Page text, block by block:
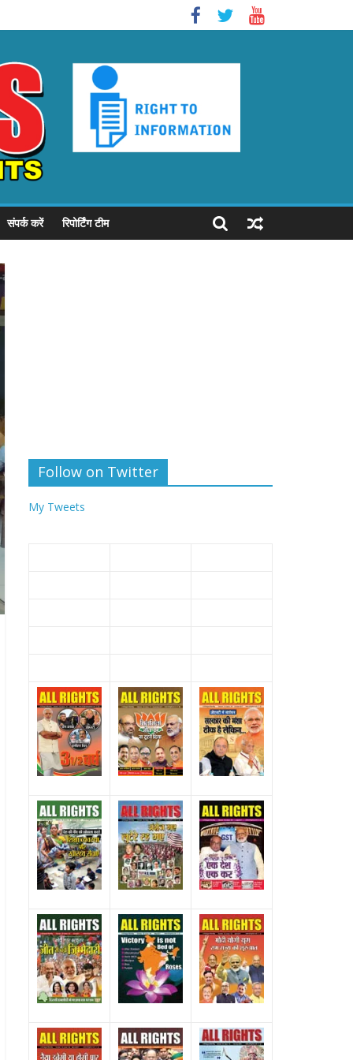
संपर्क करें रिपोर्टिंग टीम
Follow on Twitter
My Tweets